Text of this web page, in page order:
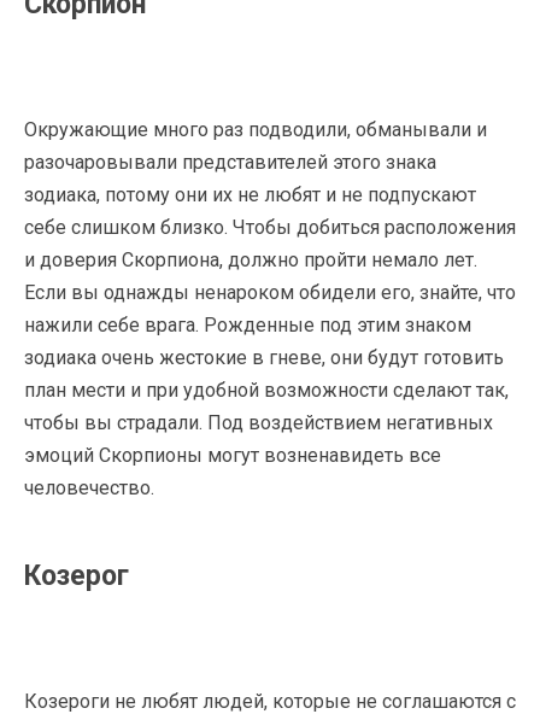
Окружающие много раз подводили, обманывали и
разочаровывали представителей этого знака
зодиака, потому они их не любят и не подпускают
себе слишком близко. Чтобы добиться расположения
и доверия Скорпиона, должно пройти немало лет.
Если вы однажды ненароком обидели его, знайте, что
нажили себе врага. Рожденные под этим знаком
зодиака очень жестокие в гневе, они будут готовить
план мести и при удобной возможности сделают так,
чтобы вы страдали. Под воздействием негативных
эмоций Скорпионы могут возненавидеть все
человечество.
Козерог
Козероги не любят людей, которые не соглашаются с